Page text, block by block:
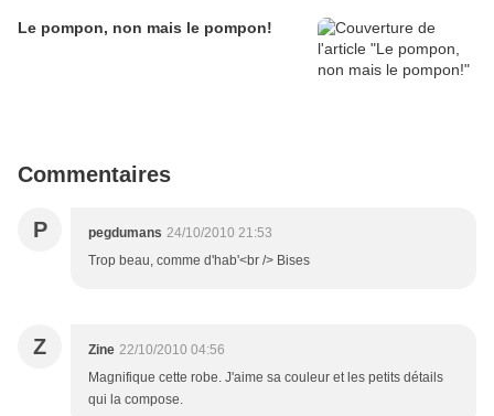
Le pompon, non mais le pompon!
Commentaires
P pegdumans 24/10/2010 21:53
Trop beau, comme d'hab'<br /> Bises
Z Zine 22/10/2010 04:56
Magnifique cette robe. J'aime sa couleur et les petits détails
qui la compose.